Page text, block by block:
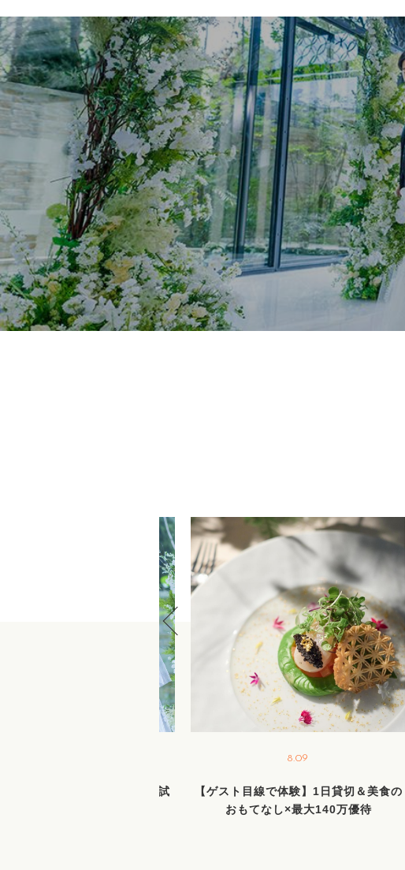
限定BIGフェア／新作ドレス試
8.09
【ゲスト目線で体験】1日貸切＆美食の
おもてなし×最大140万優待